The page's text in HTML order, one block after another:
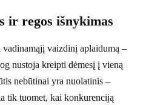
ir regos išnykimas
vaizdinį aplaidumą –
nustoja kreipti dėmesį į vieną
nebūtinai yra nuolatinis –
tik tuomet, kai konkurenciją